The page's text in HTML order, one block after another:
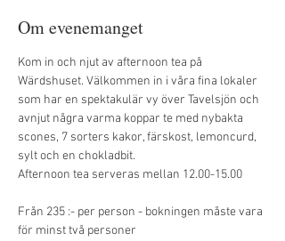
Om evenemanget
Kom in och njut av afternoon tea på
Wärdshuset. Välkommen in i våra fina lokaler
som har en spektakulär vy över Tavelsjön och
avnjut några varma koppar te med nybakta
scones, 7 sorters kakor, färskost, lemoncurd,
sylt och en chokladbit.
Afternoon tea serveras mellan 12.00-15.00
Från 235 :- per person - bokningen måste vara
för minst två personer